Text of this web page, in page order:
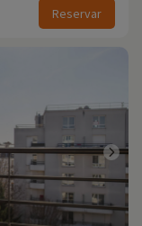
Reservar